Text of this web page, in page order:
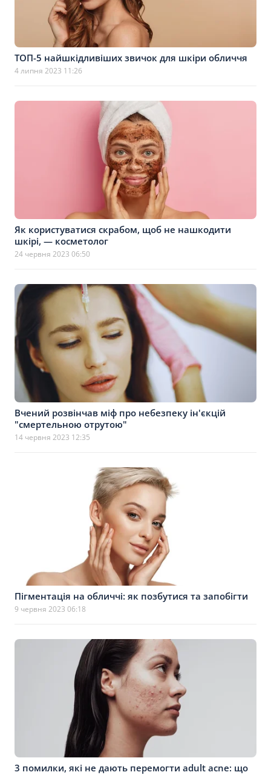
ТОП-5 найшкідливіших звичок для шкіри обличчя
4 липня 2023 11:26
Як користуватися скрабом, щоб не нашкодити
шкірі, — косметолог
24 червня 2023 06:50
Вчений розвінчав міф про небезпеку ін'єкцій
"смертельною отрутою"
14 червня 2023 12:35
Пігментація на обличчі: як позбутися та запобігти
9 червня 2023 06:18
3 помилки, які не дають перемогти adult acne: що